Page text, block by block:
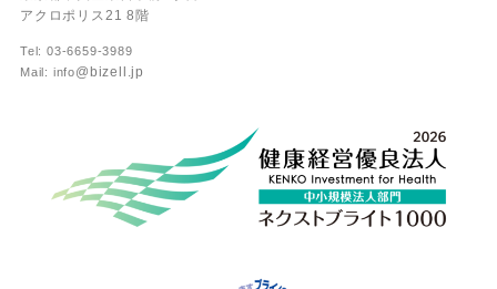
アクロポリス21 8階
Tel: 03-6659-3989
Mail: info@bizell.jp